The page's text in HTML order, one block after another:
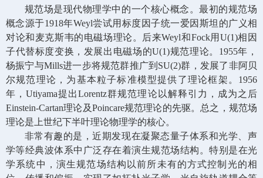
规范场是现代物理学中的一个核心概念。最初的规范场
概念源于1918年Weyl尝试用标度因子统一爱因斯坦的广义相
对论和麦克斯韦的电磁场理论。后来Weyl和Fock用 U(1)相因
子代替标度变换，发展出电磁场的U(1)规范理论。 1955年，
杨振宁与Mills进一步将规范群推广到 SU(2)群，发展了非阿贝
尔规范理论，为基本粒子标准模型提供了理论框架。 1956
年，Utiyama提出Lorentz群规范理论以解释引力，成为之后
Einstein-Cartan理论及Poincare规范理论的先驱。总之，规范场
理论是上世纪下半叶理论物理学的核心。
非常有趣的是，近期发现在凝聚态量子体系和光学、声
学等经典波体系中广泛存在着演生规范场结构。特别是在光
学系统中，演生规范场结构以前所未有的方式控制光的相